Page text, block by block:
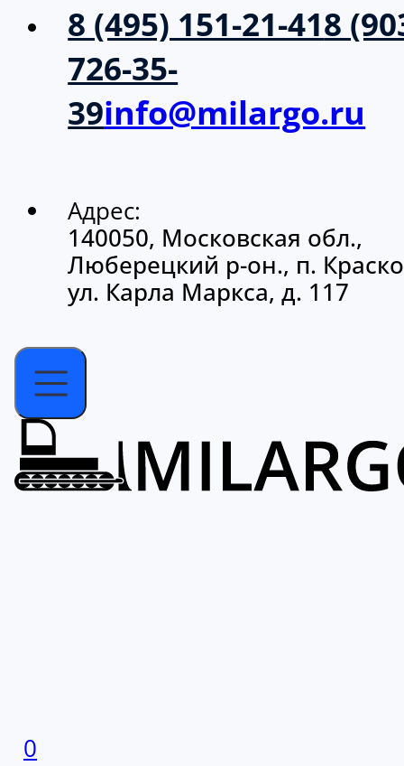
8 (495) 151-21-418
726-35-
39info@milargo.ru
Адрес:
140050, Московская обл.,
Люберецкий р-он., п.
ул. Карла Маркса, д. 117
0